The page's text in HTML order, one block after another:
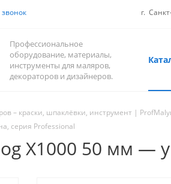
звонок г.
Профессиональное
оборудование, материалы,
инструменты для маляров,
декораторов и дизайнеров.
– краски, шпаклёвки, инструмент |
серия Professional
X1000 50 мм —